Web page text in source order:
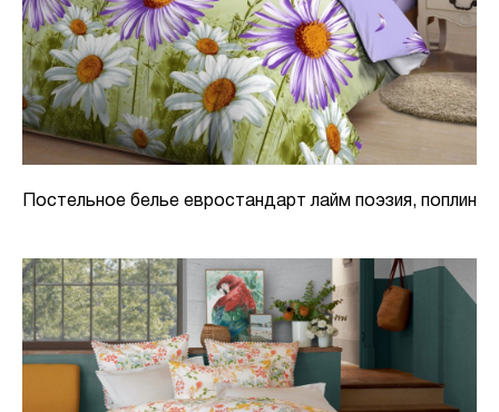
Постельное белье евростандарт лайм поэзия, поплин